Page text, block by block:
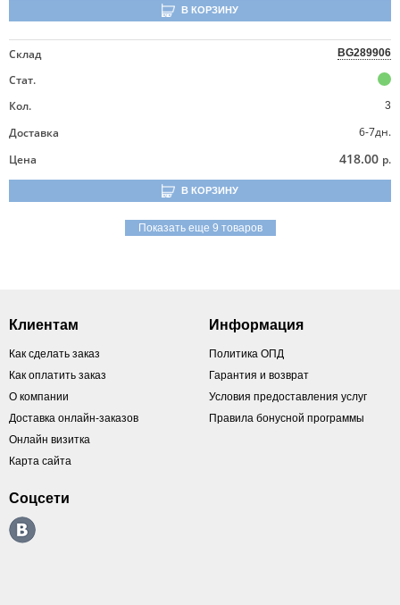
В КОРЗИНУ
Склад BG289906
Стат.
Кол.
3
Доставка
6-7дн.
Цена
418.00 р.
В КОРЗИНУ
Показать еще 9 товаров
Клиентам
Как сделать заказ
Как оплатить заказ
О компании
Доставка онлайн-заказов
Онлайн визитка
Карта сайта
Информация
Политика ОПД
Гарантия и возврат
Условия предоставления услуг
Правила бонусной программы
Соцсети